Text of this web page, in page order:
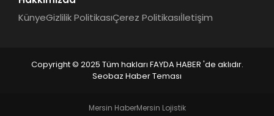
KünyeGizlilik PolitikasıÇerez Politikasıİletişim
Copyright © 2025 Tüm hakları FAYDA HABER 'de aklıdır.
Seobaz Haber Teması
Mersin HaberMersin Lojistik